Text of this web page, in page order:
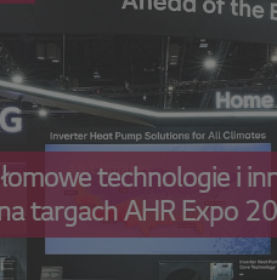
technologie i
targach AHR Expo